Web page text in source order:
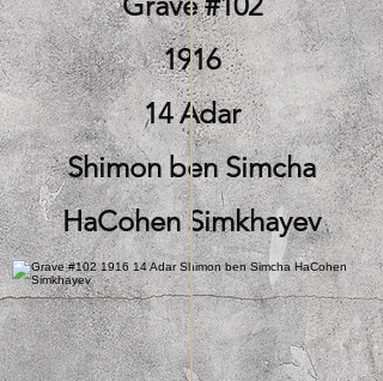
1916
14 Adar
Shimon ben Simcha
HaCohen Simkhayev